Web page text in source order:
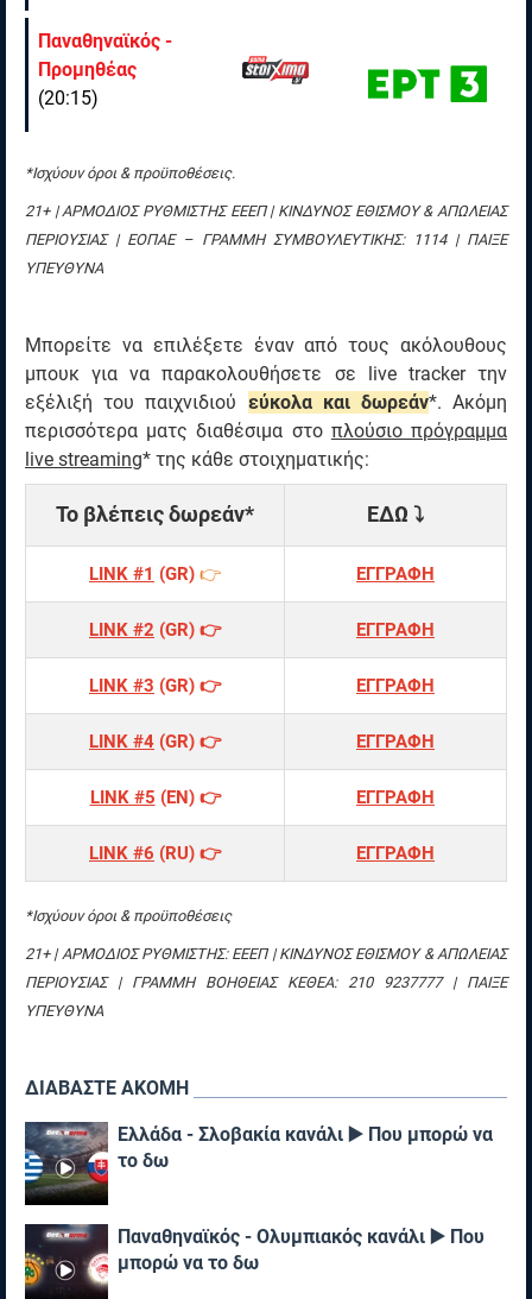
Παναθηναϊκός -
Προμηθέας
(20:15)
*Ισχύουν όροι & προϋποθέσεις.
21+ | ΑΡΜΟΔΙΟΣ ΡΥΘΜΙΣΤΗΣ ΕΕΕΠ | ΚΙΝΔΥΝΟΣ ΕΘΙΣΜΟΥ & ΑΠΩΛΕΙΑΣ
ΠΕΡΙΟΥΣΙΑΣ | ΕΟΠΑΕ – ΓΡΑΜΜΗ ΣΥΜΒΟΥΛΕΥΤΙΚΗΣ: 1114 | ΠΑΙΞΕ
ΥΠΕΥΘΥΝΑ
Μπορείτε να επιλέξετε έναν από τους ακόλουθους
μπουκ για να παρακολουθήσετε σε live tracker την
εξέλιξή του παιχνιδιού εύκολα και δωρεάν*. Ακόμη
περισσότερα ματς διαθέσιμα στο πλούσιο πρόγραμμα
live streaming* της κάθε στοιχηματικής:
Το βλέπεις δωρεάν* ΕΔΩ ⤵
LINK #1 (GR) 👉 ΕΓΓΡΑΦΗ
LINK #2 (GR) 👉 ΕΓΓΡΑΦΗ
LINK #3 (GR) 👉 ΕΓΓΡΑΦΗ
LINK #4 (GR) 👉 ΕΓΓΡΑΦΗ
LINK #5 (ΕΝ) 👉 ΕΓΓΡΑΦΗ
LINK #6 (RU) 👉 ΕΓΓΡΑΦΗ
*Ισχύουν όροι & προϋποθέσεις
21+ | ΑΡΜΟΔΙΟΣ ΡΥΘΜΙΣΤΗΣ: ΕΕΕΠ | ΚΙΝΔΥΝΟΣ ΕΘΙΣΜΟΥ & ΑΠΩΛΕΙΑΣ
ΠΕΡΙΟΥΣΙΑΣ | ΓΡΑΜΜΗ ΒΟΗΘΕΙΑΣ ΚΕΘΕΑ: 210 9237777 | ΠΑΙΞΕ
ΥΠΕΥΘΥΝΑ
ΔΙΑΒΑΣΤΕ ΑΚΟΜΗ
Ελλάδα - Σλοβακία κανάλι ▶️ Που μπορώ να
το δω
Παναθηναϊκός - Ολυμπιακός κανάλι ▶️ Που
μπορώ να το δω